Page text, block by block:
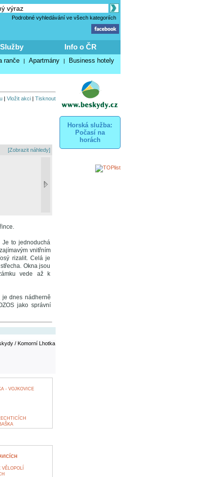
Podrobné vyhledávání ve všech kategoriích
Služby Info o ČR
ranče | Apartmány | Business hotely
| Vložit akci| Tisknout
[Zobrazit náhledy]
Je to jednoduchá
vnitřním
rizalit. Celá je
Okna jsou
vede až k
je dnes nádherně
jako správní
/ Komorní Lhotka
- VOJKOVICE
Horská služba:
Počasí na
horách